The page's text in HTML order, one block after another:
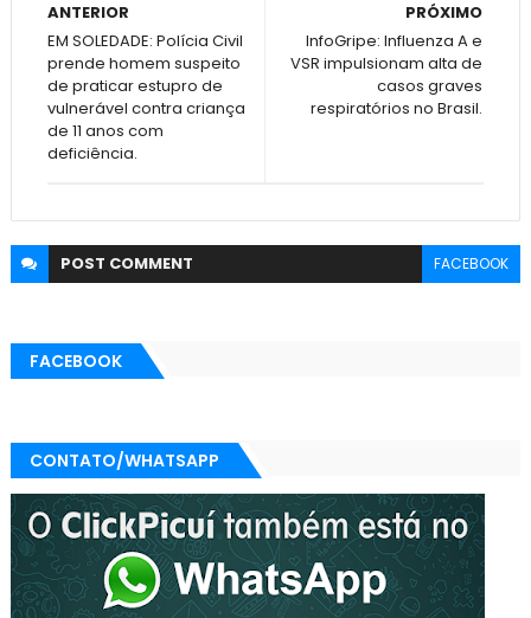
PRÓXIMO
InfoGripe: Influenza A e
VSR impulsionam alta de
casos graves
respiratórios no Brasil.
ANTERIOR
EM SOLEDADE: Polícia Civil
prende homem suspeito
de praticar estupro de
vulnerável contra criança
de 11 anos com
deficiência.
POST COMMENT FACEBOOK
FACEBOOK
CONTATO/WHATSAPP